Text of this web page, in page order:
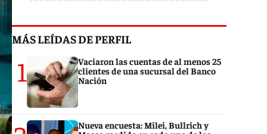
MÁS LEÍDAS DE PERFIL
1
Vaciaron las cuentas de al menos 25
clientes de una sucursal del Banco
Nación
Nueva encuesta: Milei, Bullrich y